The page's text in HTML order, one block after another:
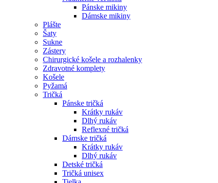
Pánske mikiny
Dámske mikiny
Plášte
Šaty
Sukne
Zástery
Chirurgické košele a rozhalenky
Zdravotné komplety
Košele
Pyžamá
Tričká
Pánske tričká
Krátky rukáv
Dlhý rukáv
Reflexné tričká
Dámske tričká
Krátky rukáv
Dlhý rukáv
Detské tričká
Tričká unisex